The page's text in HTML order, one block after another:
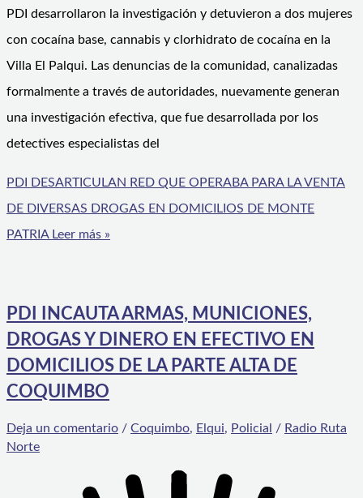
PDI desarrollaron la investigación y detuvieron a dos mujeres
con cocaína base, cannabis y clorhidrato de cocaína en la
Villa El Palqui. Las denuncias de la comunidad, canalizadas
formalmente a través de autoridades, nuevamente generan
una investigación efectiva, que fue desarrollada por los
detectives especialistas del
PDI DESARTICULAN RED QUE OPERABA PARA LA VENTA
DE DIVERSAS DROGAS EN DOMICILIOS DE MONTE
PATRIALeer más »
PDI INCAUTA ARMAS, MUNICIONES,
DROGAS Y DINERO EN EFECTIVO EN
DOMICILIOS DE LA PARTE ALTA DE
COQUIMBO
Deja un comentario / Coquimbo, Elqui, Policial / Radio Ruta
Norte